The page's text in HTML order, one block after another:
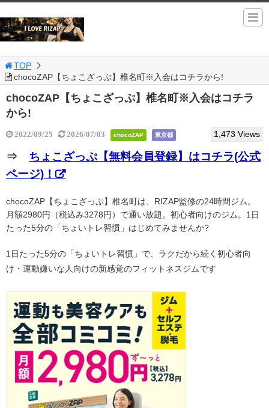
TOP
chocoZAP【ちょこざっぷ】椎名町※入会はコチラから!
chocoZAP【ちょこざっぷ】椎名町※入会はコチラ
から!
2022/09/25 2026/07/03 chocoZAP 東京都 1,473 Views
⇒ ちょこざっぷ【無料会員登録】はコチラ(公式
ページ)！
chocoZAP【ちょこざっぷ】椎名町は、RIZAP監修の24時間ジム。
月額2980円（税込み3278円）で通い放題。初心者向けのジム。1日
たった5分の「ちょいトレ習慣」はじめてみませんか?
1日たった5分の「ちょいトレ習慣」で、ラクだから続く初心者向
け・運動嫌いな人向けの新感覚のフィットネスジムです